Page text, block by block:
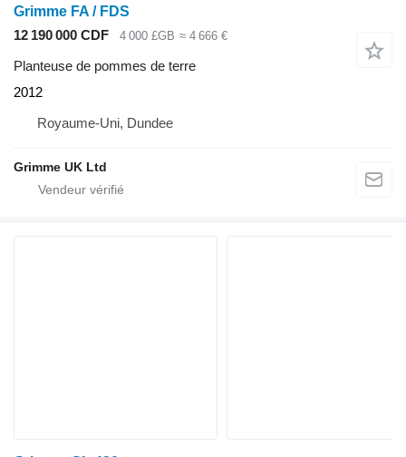
Grimme FA / FDS
12 190 000 CDF
4 000 £GB ≈ 4 666 €
Planteuse de pommes de terre
2012
Royaume-Uni, Dundee
Grimme UK Ltd